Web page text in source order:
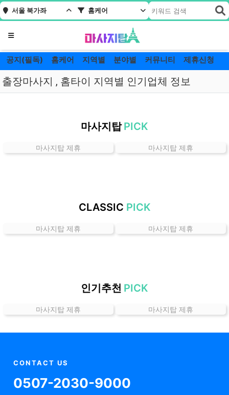
서울 북가좌 홈케어
메뉴
공지(필독) 홈케어 지역별 분야별 커뮤니티 제휴신청
출장마사지 , 홈타이 지역별 인기업체 정보
좌
곳
인
보
마사지탑 PICK
마사지탑 제휴 마사지탑 제휴
CLASSIC PICK
마사지탑 제휴 마사지탑 제휴
인기추천 PICK
마사지탑 제휴 마사지탑 제휴
CONTACT US
0507-2030-9000